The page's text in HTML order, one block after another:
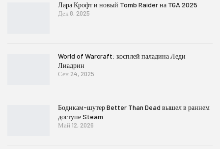
Лара Крофт и новый Tomb Raider на TGA 2025
Дек 8, 2025
World of Warcraft: косплей паладина Леди
Лиадрин
Сен 24, 2025
Бодикам-шутер Better Than Dead вышел в раннем
доступе Steam
Май 12, 2026